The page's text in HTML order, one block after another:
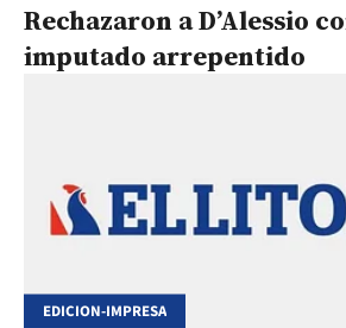
Rechazaron a D’Alessio
imputado arrepentido
EDICION-IMPRESA